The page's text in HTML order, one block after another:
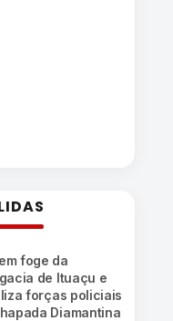
foge da
de Ituaçu e
forças policiais
Diamantina